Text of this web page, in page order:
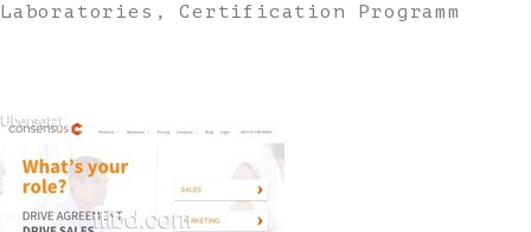
Laboratories, Certification Programm